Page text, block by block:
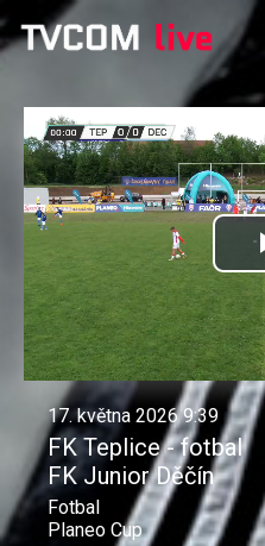
17. května 2026 9:39
FK Teplice - fotbal
FK Junior Děčín
Fotbal
Planeo Cup